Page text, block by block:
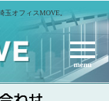
オフィスMOVE。
menu